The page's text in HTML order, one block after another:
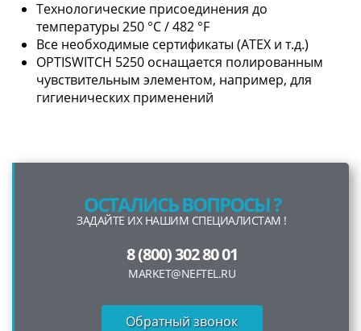
Технологические присоединения до
температуры 250 °C / 482 °F
Все необходимые сертификаты (ATEX и т.д.)
OPTISWITCH 5250 оснащается полированным
чувствительным элементом, например, для
гигиенических применений
ОСТАЛИСЬ ВОПРОСЫ ?
ЗАДАЙТЕ ИХ НАШИМ СПЕЦИАЛИСТАМ !
8 (800) 302 80 01
MARKET@NEFTEL.RU
Обратный звонок